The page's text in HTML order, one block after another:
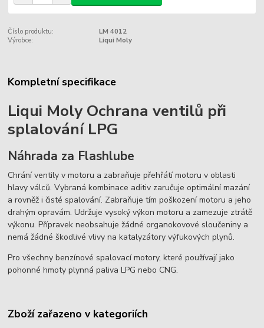
Číslo produktu:
LM 4012
Výrobce:
Liqui Moly
Kompletní specifikace
Liqui Moly Ochrana ventilů při
splalování LPG
Náhrada za Flashlube
Chrání ventily v motoru a zabraňuje přehřátí motoru v oblasti
hlavy válců. Vybraná kombinace aditiv zaručuje optimální mazání
a rovněž i čisté spalování. Zabraňuje tím poškození motoru a jeho
drahým opravám. Udržuje vysoký výkon motoru a zamezuje ztrátě
výkonu. Přípravek neobsahuje žádné organokovové sloučeniny a
nemá žádné škodlivé vlivy na katalyzátory výfukových plynů.
Pro všechny benzínové spalovací motory, které používají jako
pohonné hmoty plynná paliva LPG nebo CNG.
Zboží zařazeno v kategoriích